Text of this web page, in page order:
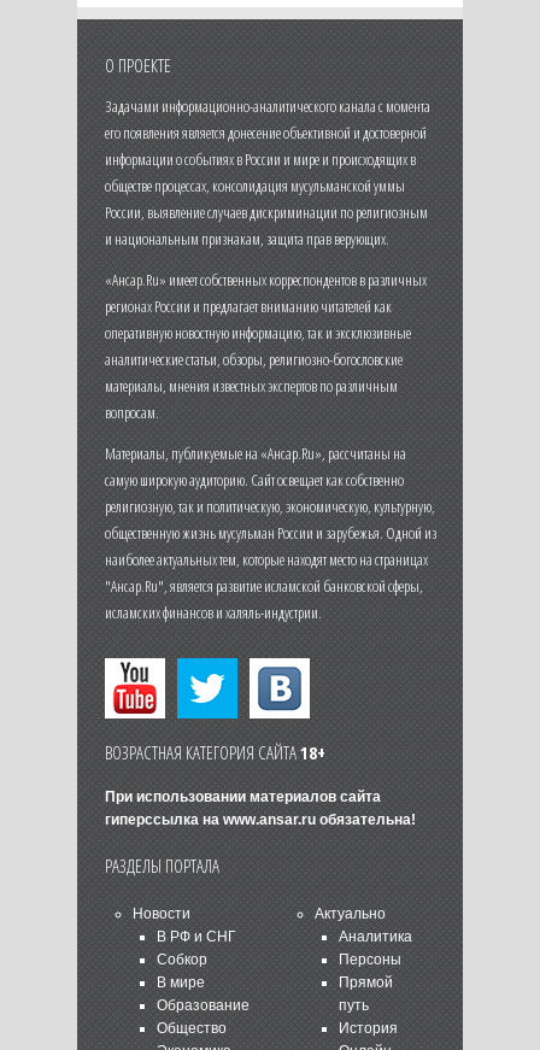
О ПРОЕКТЕ
Задачами информационно-аналитического канала с момента
его появления является донесение объективной и достоверной
информации о событиях в России и мире и происходящих в
обществе процессах, консолидация мусульманской уммы
России, выявление случаев дискриминации по религиозным
и национальным признакам, защита прав верующих.
«Ансар.Ru» имеет собственных корреспондентов в различных
регионах России и предлагает вниманию читателей как
оперативную новостную информацию, так и эксклюзивные
аналитические статьи, обзоры, религиозно-богословские
материалы, мнения известных экспертов по различным
вопросам.
Материалы, публикуемые на «Ансар.Ru», рассчитаны на
самую широкую аудиторию. Сайт освещает как собственно
религиозную, так и политическую, экономическую, культурную,
общественную жизнь мусульман России и зарубежья. Одной из
наиболее актуальных тем, которые находят место на страницах
"Ансар.Ru", является развитие исламской банковской сферы,
исламских финансов и халяль-индустрии.
ВОЗРАСТНАЯ КАТЕГОРИЯ САЙТА18+
При использовании материалов сайта
гиперссылка на www.ansar.ruобязательна!
РАЗДЕЛЫ ПОРТАЛА
Новости
В РФ и СНГ
Собкор
В мире
Образование
Общество
Актуально
Аналитика
Персоны
Прямой
путь
История